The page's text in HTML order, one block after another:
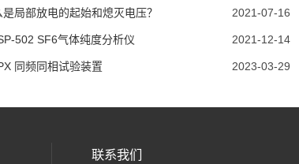
是局部放电的起始和熄灭电压？ 2021-07-16
502 SF6气体纯度分析仪 2021-12-14
同频同相试验装置 2023-03-29
联系我们